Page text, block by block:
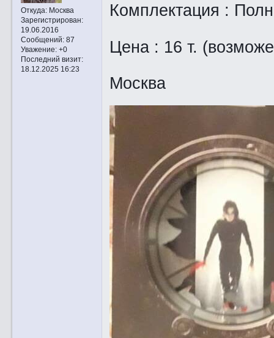
Откуда:Москва
Зарегистрирован:
19.06.2016
Сообщений:87
Уважение: +0
Последний визит:
18.12.2025 16:23
Комплектация :
Цена : 16 т.
Москва